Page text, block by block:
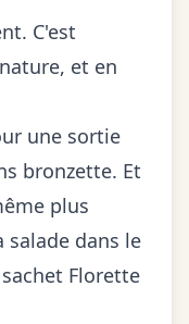
C'est
et en
une sortie
bronzette. Et
plus
salade dans le
Florette